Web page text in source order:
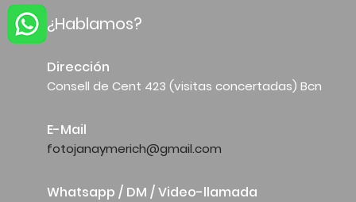
¿Hablamos?
Dirección
Consell de Cent 423 (visitas concertadas) Bcn
E-Mail
fotojanaymerich@gmail.com
Whatsapp / DM / Video-llamada